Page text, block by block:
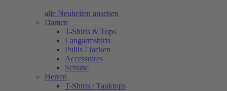
alle Neuheiten ansehen
Damen
T-Shirts & Tops
Langarmshirts
Pullis / Jacken
Accessoires
Schuhe
Herren
T-Shirts / Tanktops